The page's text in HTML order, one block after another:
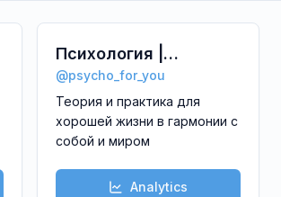
Психология |
Психотерапия |
Саморазвитие
@psycho_for_you
Теория и практика для
хорошей жизни в гармонии с
собой и миром
Analytics